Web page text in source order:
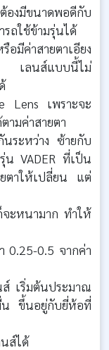
งมีขนาดพอดีกับ
ถใช้ข้ามรุ่นได้
มีค่าสายตาเอียง
เลนส์แบบนี้ไม่
Lens เพราะจะ
ามค่าสายตา
นระหว่าง ซ้ายกับ
น VADER ที่เป็น
ตาให้เปลี่ยน แต่
ะหนามาก ทำให้
0.25-0.5 จากค่า
ส์ เริ่มต้นประมาณ
ขึ้นอยู่กับยี่ห้อที่
ส์ได้